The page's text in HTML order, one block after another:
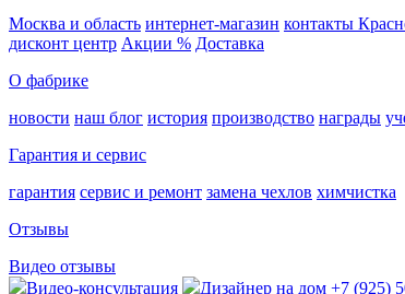
Москва и область интернет-магазин контакты
дисконт центр Акции % Доставка
О фабрике
новости наш блог история производство награды
Гарантия и сервис
гарантия сервис и ремонт замена чехлов химчистка
Отзывы
Видео отзывы
Видео-консультация
Дизайнер на дом +7 (925)